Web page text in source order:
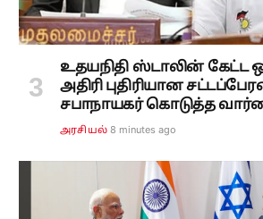
உதயநிதி ஸ்டாலின் கேட்ட
அதிரி புதிரியான
சபாநாயகர் கொடுத்த
அரசியல் 8 minutes ago